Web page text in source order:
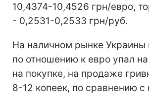
10,4374-10,4526 грн/евро,
- 0,2531-0,2533 грн/руб.
На наличном рынке Украины
по отношению к евро упал
на покупке, на продаже
8-12 копеек, по сравнению